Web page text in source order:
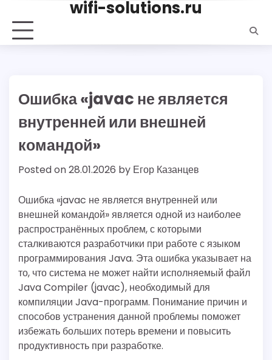
content
wifi-solutions.ru
Ошибка «javac не является
внутренней или внешней
командой»
Posted on28.01.2026 by Егор Казанцев
Ошибка «javac не является внутренней или
внешней командой» является одной из наиболее
распространённых проблем, с которыми
сталкиваются разработчики при работе с языком
программирования Java. Эта ошибка указывает на
то, что система не может найти исполняемый файл
Java Compiler (javac), необходимый для
компиляции Java-программ. Понимание причин и
способов устранения данной проблемы поможет
избежать больших потерь времени и повысить
продуктивность при разработке.